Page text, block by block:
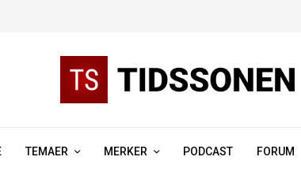
TEMAER MERKER PODCAST FORUM